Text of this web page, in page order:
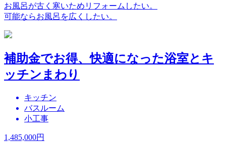
お風呂が古く寒いためリフォームしたい。
可能ならお風呂を広くしたい。
補助金でお得、快適になった浴室とキ
ッチンまわり
キッチン
バスルーム
小工事
1,485,000円